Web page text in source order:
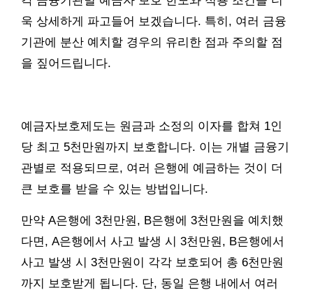
욱 상세하게 파고들어 보겠습니다. 특히, 여러 금융
기관에 분산 예치할 경우의 유리한 점과 주의할 점
을 짚어드립니다.
예금자보호제도는 원금과 소정의 이자를 합쳐 1인
당 최고 5천만원까지 보호합니다. 이는 개별 금융기
관별로 적용되므로, 여러 은행에 예금하는 것이 더
큰 보호를 받을 수 있는 방법입니다.
만약 A은행에 3천만원, B은행에 3천만원을 예치했
다면, A은행에서 사고 발생 시 3천만원, B은행에서
사고 발생 시 3천만원이 각각 보호되어 총 6천만원
까지 보호받게 됩니다. 단, 동일 은행 내에서 여러